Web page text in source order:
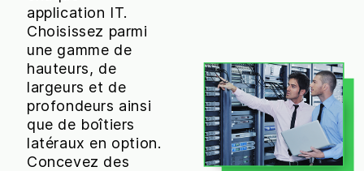
application IT.
Choisissez parmi
une gamme de
hauteurs, de
largeurs et de
profondeurs ainsi
que de boîtiers
latéraux en option.
Concevez des